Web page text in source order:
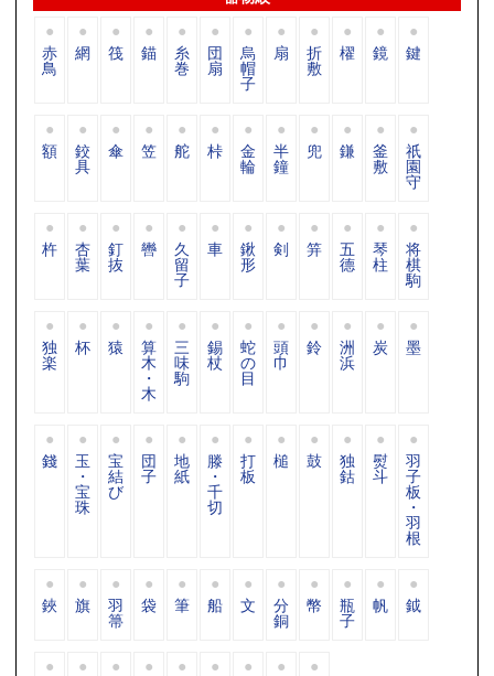
赤
鳥
網 筏 錨 糸
巻
団
扇
烏
帽
子
扇 折
敷
櫂 鏡 鍵
額 鉸
具
傘 笠 舵 桛 金
輪
半
鐘
兜 鎌 釜
敷
祇
園
守
杵 杏
葉
釘
抜
轡 久
留
子
車 鍬
形
剣 笄 五
德
琴
柱
将
棋
駒
独
楽
杯 猿 算
木
・
木
三
味
駒
錫
杖
蛇
の
目
頭
巾
鈴 洲
浜
炭 墨
錢 玉
・
宝
珠
宝
結
び
団
子
地
紙
滕
・
千
切
打
板
槌 鼓 独
鈷
熨
斗
羽
子
板
・
羽
根
鋏 旗 羽
箒
袋 筆 船 文 分
銅
幣 瓶
子
帆 鉞